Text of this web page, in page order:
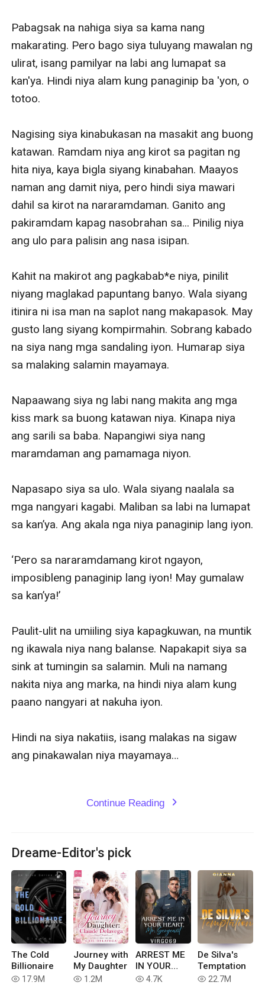
Pabagsak na nahiga siya sa kama nang
makarating. Pero bago siya tuluyang mawalan ng
ulirat, isang pamilyar na labi ang lumapat sa
kan'ya. Hindi niya alam kung panaginip ba 'yon, o
totoo.
Nagising siya kinabukasan na masakit ang buong
katawan. Ramdam niya ang kirot sa pagitan ng
hita niya, kaya bigla siyang kinabahan. Maayos
naman ang damit niya, pero hindi siya mawari
dahil sa kirot na nararamdaman. Ganito ang
pakiramdam kapag nasobrahan sa... Pinilig niya
ang ulo para palisin ang nasa isipan.
Kahit na makirot ang pagkabab*e niya, pinilit
niyang maglakad papuntang banyo. Wala siyang
itinira ni isa man na saplot nang makapasok. May
gusto lang siyang kompirmahin. Sobrang kabado
na siya nang mga sandaling iyon. Humarap siya
sa malaking salamin mayamaya.
Napaawang siya ng labi nang makita ang mga
kiss mark sa buong katawan niya. Kinapa niya
ang sarili sa baba. Napangiwi siya nang
maramdaman ang pamamaga niyon.
Napasapo siya sa ulo. Wala siyang naalala sa
mga nangyari kagabi. Maliban sa labi na lumapat
sa kan’ya. Ang akala nga niya panaginip lang iyon.
‘Pero sa nararamdamang kirot ngayon,
imposibleng panaginip lang iyon! May gumalaw
sa kan’ya!’
Paulit-ulit na umiiling siya kapagkuwan, na muntik
ng ikawala niya nang balanse. Napakapit siya sa
sink at tumingin sa salamin. Muli na namang
nakita niya ang marka, na hindi niya alam kung
paano nangyari at nakuha iyon.
Hindi na siya nakatiis, isang malakas na sigaw
ang pinakawalan niya mayamaya…
Continue Reading expand_more
Dreame-Editor's pick
The Cold
Billionaire
read 17.9M
Journey with
My Daughter
read 1.2M
ARREST ME
IN YOUR
HEART
read 4.7K
De Silva's
Temptation
read 22.7M